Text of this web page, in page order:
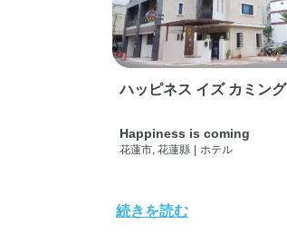
ハッピネス イズ カミング
Happiness is coming
花蓮市, 花蓮縣 ホテル
続きを読む